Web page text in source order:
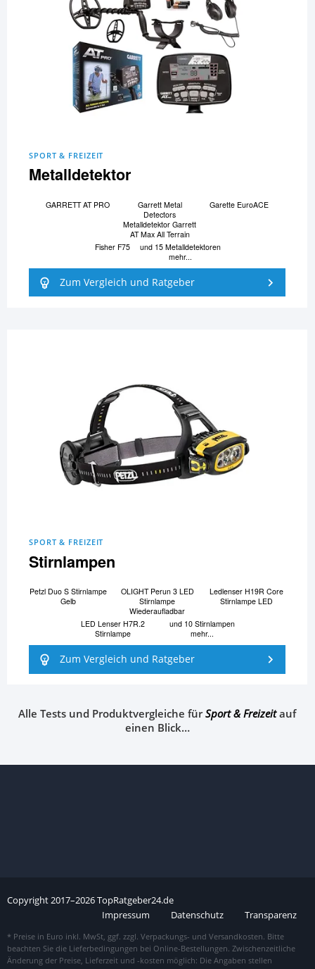
SPORT & FREIZEIT
Metalldetektor
GARRETT AT PRO
Garrett Metal
Detectors
Metalldetektor Garrett
AT Max All Terrain
Garette EuroACE
Fisher F75
und 15 Metalldetektoren
mehr...
Zum Vergleich und Ratgeber
SPORT & FREIZEIT
Stirnlampen
Petzl Duo S Stirnlampe
Gelb
OLIGHT Perun 3 LED
Stirnlampe
Wiederaufladbar
Ledlenser H19R Core
Stirnlampe LED
LED Lenser H7R.2
Stirnlampe
und 10 Stirnlampen
mehr...
Zum Vergleich und Ratgeber
Alle Tests und Produktvergleiche fürSport & Freizeitauf
einen Blick…
Copyright2017–2026TopRatgeber24.de
Impressum
Datenschutz Transparenz